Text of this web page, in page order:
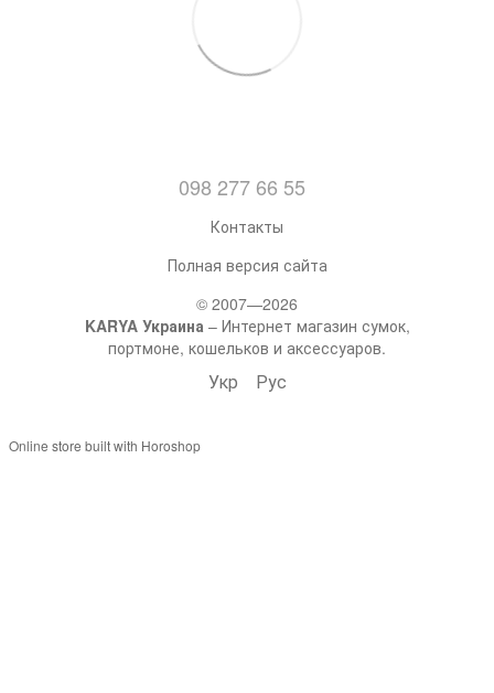
098 277 66 55
Контакты
Полная версия сайта
© 2007—2026
KARYA Украина – Интернет магазин сумок,
портмоне, кошельков и аксессуаров.
Укр Рус
Online store built with Horoshop